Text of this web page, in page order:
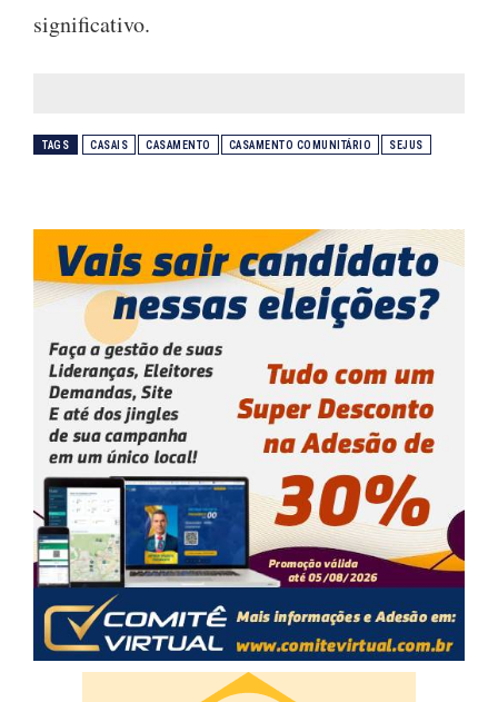
significativo.
TAGS CASAIS CASAMENTO CASAMENTO COMUNITÁRIO SEJUS